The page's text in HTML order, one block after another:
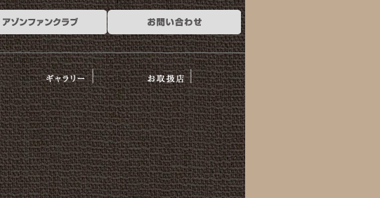
ギャラリー
お取扱店